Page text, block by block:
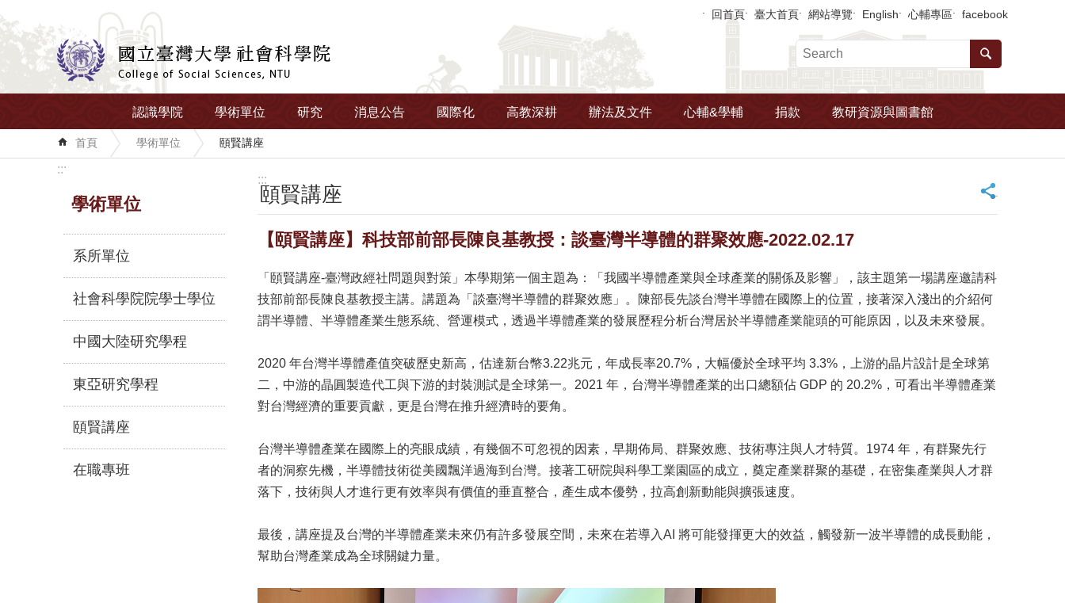
跳到主要內容區塊 回首頁 臺大首頁 網站導覽 English 心輔專區 facebook
認識學院 學術單位 研究 消息公告 國際化 高教深耕 辦法及文件 心輔&學輔 捐款 教研資源與圖書館
首頁 學術單位 頤賢講座
:::
學術單位
系所單位
社會科學院院學士學位
中國大陸研究學程
東亞研究學程
頤賢講座
在職專班
:::
頤賢講座 _
【頤賢講座】科技部前部長陳良基教授：談臺灣半導體的群聚效應-2022.02.17
「頤賢講座-臺灣政經社問題與對策」本學期第一個主題為：「我國半導體產業與全球產業的關係及影響」，該主題第一場講座邀請科
技部前部長陳良基教授主講。講題為「談臺灣半導體的群聚效應」。陳部長先談台灣半導體在國際上的位置，接著深入淺出的介紹何
謂半導體、半導體產業生態系統、營運模式，透過半導體產業的發展歷程分析台灣居於半導體產業龍頭的可能原因，以及未來發展。
2020 年台灣半導體產值突破歷史新高，估達新台幣3.22兆元，年成長率20.7%，大幅優於全球平均 3.3%，上游的晶片設計是全球第
二，中游的晶圓製造代工與下游的封裝測試是全球第一。2021 年，台灣半導體產業的出口總額佔 GDP 的 20.2%，可看出半導體產業
對台灣經濟的重要貢獻，更是台灣在推升經濟時的要角。
台灣半導體產業在國際上的亮眼成績，有幾個不可忽視的因素，早期佈局、群聚效應、技術專注與人才特質。1974 年，有群聚先行
者的洞察先機，半導體技術從美國飄洋過海到台灣。接著工研院與科學工業園區的成立，奠定產業群聚的基礎，在密集產業與人才群
落下，技術與人才進行更有效率與有價值的垂直整合，產生成本優勢，拉高創新動能與擴張速度。
最後，講座提及台灣的半導體產業未來仍有許多發展空間，未來在若導入AI 將可能發揮更大的效益，觸發新一波半導體的成長動能，
幫助台灣產業成為全球關鍵力量。